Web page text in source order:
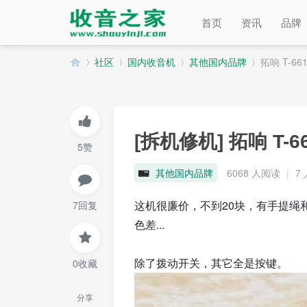
首页 资讯 品牌
收
音
»
社区 国内收音机 其他国内品牌 拓响 T-
5赞
7回复
0收藏
分享
[拆机修机]拓响 T-
其他国内品牌 6068 人阅读 | 7
这机很廉价，不到20块，有手提绳
色差...
除了拨动开关，其它全是按键。